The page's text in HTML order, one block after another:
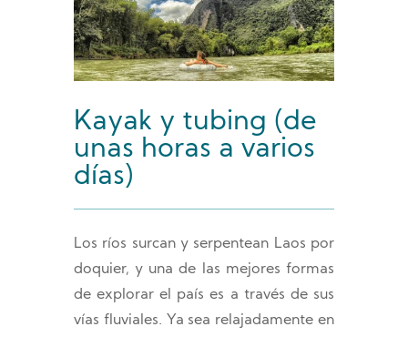
Kayak y tubing (de
unas horas a varios
días)
Los ríos surcan y serpentean Laos por
doquier, y una de las mejores formas
de explorar el país es a través de sus
vías fluviales. Ya sea relajadamente en